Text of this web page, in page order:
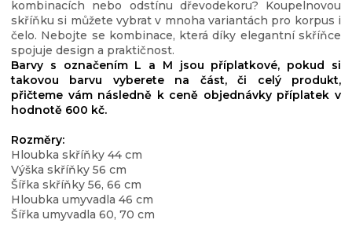
kombinacích nebo odstínu dřevodekoru? Koupelnovou
skříňku si můžete vybrat v mnoha variantách pro korpus i
čelo. Nebojte se kombinace, která díky elegantní skříňce
spojuje design a praktičnost.
Barvy s označením L a M jsou příplatkové, pokud si
takovou barvu vyberete na část, či celý produkt,
přičteme vám následně k ceně objednávky příplatek v
hodnotě 600 kč.
Rozměry:
Hloubka skříňky 44 cm
Výška skříňky 56 cm
Šířka skříňky 56, 66 cm
Hloubka umyvadla 46 cm
Šířka umyvadla 60, 70 cm